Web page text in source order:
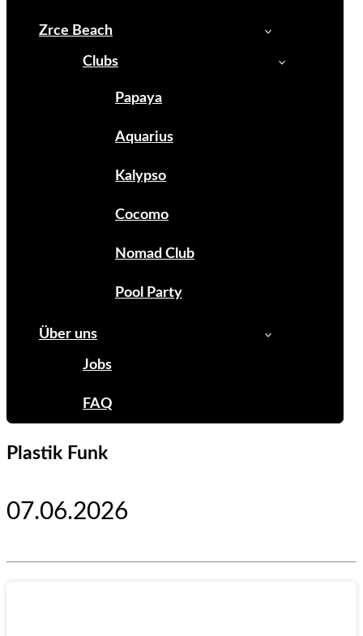
Zrce Beach
Clubs
Papaya
Aquarius
Kalypso
Cocomo
Nomad Club
Pool Party
Über uns
Jobs
FAQ
Plastik Funk
07.06.2026